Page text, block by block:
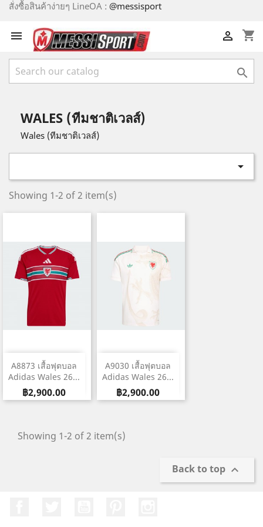
สั่งซื้อสินค้าง่ายๆ LineOA : @messisport
 shopping_cart


WALES (ทีมชาติเวลส์)
Wales (ทีมชาติเวลส์)

Showing 1-2 of 2 item(s)
A8873 เสื้อฟุตบอล
Adidas Wales 26...
ราคา
฿2,900.00
A9030 เสื้อฟุตบอล
Adidas Wales 26...
ราคา
฿2,900.00
Showing 1-2 of 2 item(s)
Back to top 